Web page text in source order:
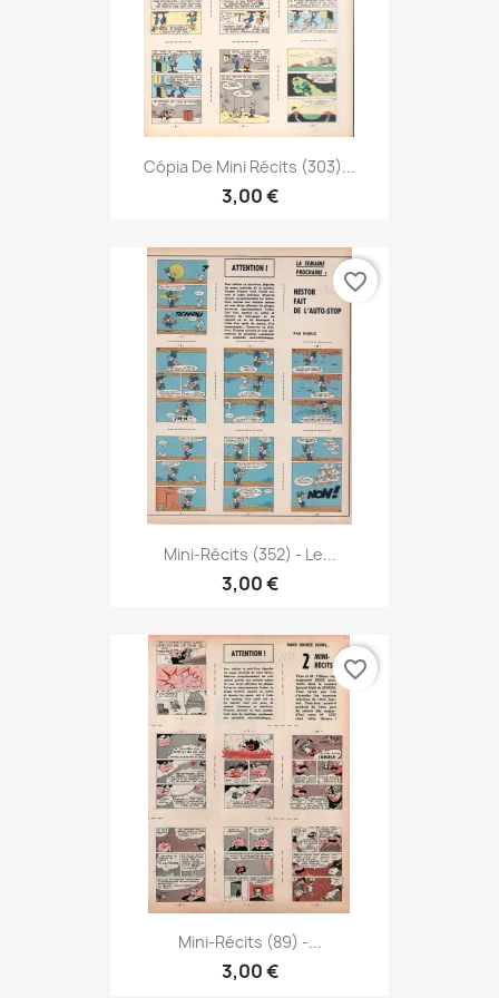
Cópia De Mini Récits (303)...
3,00 €
Mini-Récits (352) - Le...
3,00 €
favorite_border
Mini-Récits (89) -...
3,00 €
favorite_border